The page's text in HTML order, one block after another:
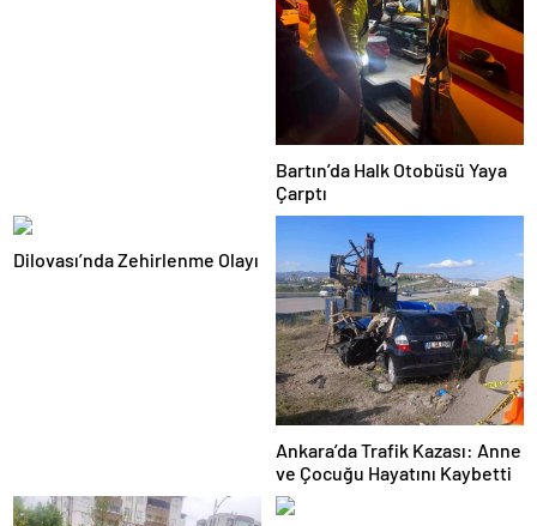
Bartın’da Halk Otobüsü Yaya
Çarptı
Dilovası’nda Zehirlenme Olayı
Ankara’da Trafik Kazası: Anne
ve Çocuğu Hayatını Kaybetti